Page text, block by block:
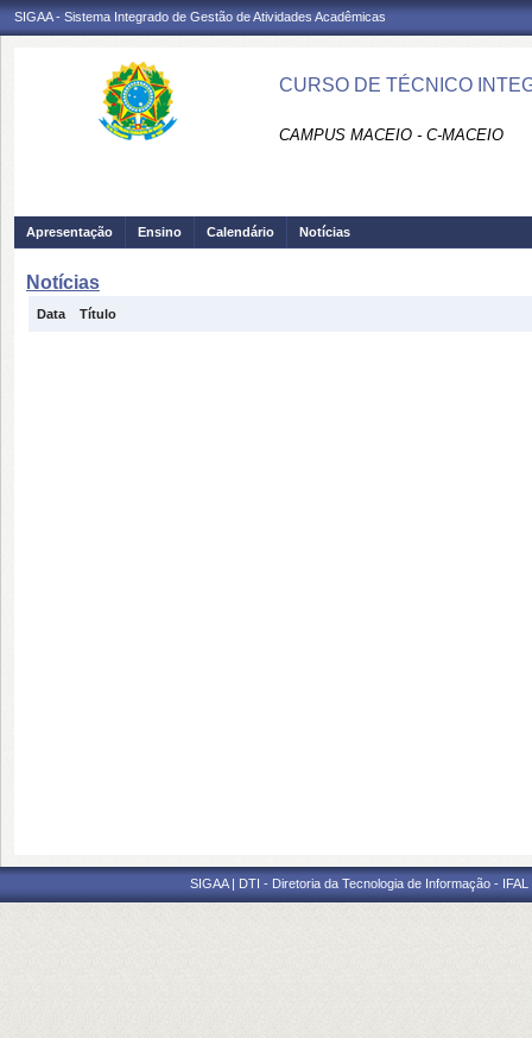
SIGAA - Sistema Integrado de Gestão de Atividades Acadêmicas
CURSO DE TÉCNICO
CAMPUS MACEIO - C-MACEIO
Apresentação Ensino Calendário Notícias
Notícias
Data Título
SIGAA | DTI - Diretoria da Tecnologia de Informação -